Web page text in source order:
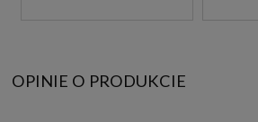
OPINIE O PRODUKCIE